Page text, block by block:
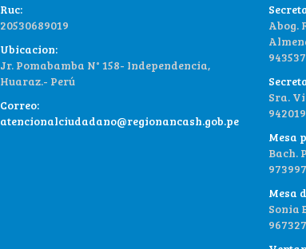
Ruc:
20530689019
Ubicacion:
Jr. Pomabamba N° 158- Independencia,
Huaraz.- Perú
Correo:
atencionalciudadano@regionancash.gob.pe
Abog.
Sra.
Mesa
Bach.
Mesa
Sonia